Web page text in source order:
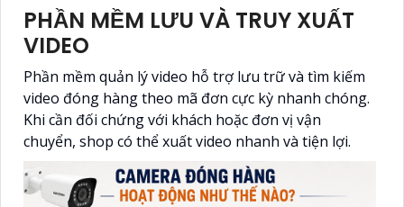
PHẦN MỀM LƯU VÀ TRUY XUẤT
VIDEO
Phần mềm quản lý video hỗ trợ lưu trữ và tìm kiếm
video đóng hàng theo mã đơn cực kỳ nhanh chóng.
Khi cần đối chứng với khách hoặc đơn vị vận
chuyển, shop có thể xuất video nhanh và tiện lợi.